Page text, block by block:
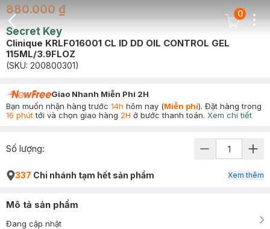
Back Icon
Cart Icon
0
880.000 ₫
Secret Key
Clinique KRLF016001 CL ID DD OIL CONTROL GEL
115ML/3.9FLOZ
(SKU: 200800301)
Giao Nhanh Miễn Phí 2H
Bạn muốn nhận hàng trước 14h hôm nay (Miễn phí). Đặt hàng trong
16 phúttới và chọn giao hàng 2H ở bước thanh toán. Xem chi tiết
Số lượng:
337 Chi nhánh tạm hết sản phẩm Xem thêm
Mô tả sản phẩm
Đang cập nhật